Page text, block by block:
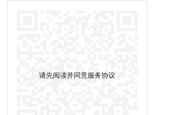
请先阅读并同意服务协议